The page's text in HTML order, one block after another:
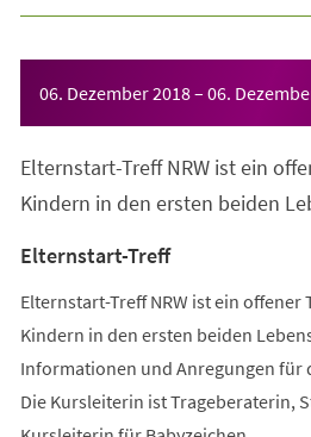
06. Dezember 2018– 06.
Elternstart-Treff NRW ist ein
Kindern in den ersten beiden
Elternstart-Treff
Elternstart-Treff NRW ist ein offener
Kindern in den ersten beiden
Informationen und Anregungen für
Die Kursleiterin ist Trageberaterin,